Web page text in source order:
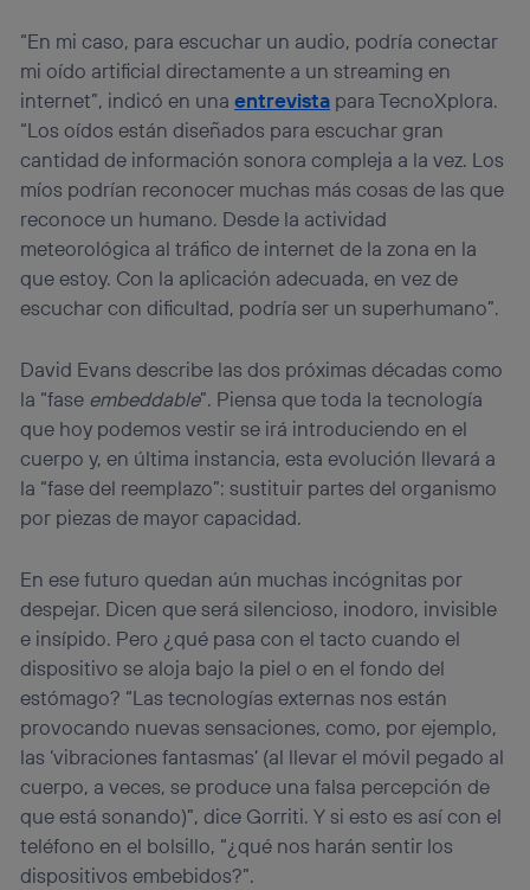
“En mi caso, para escuchar un audio, podría conectar
mi oído artificial directamente a un streaming en
internet”, indicó en unaentrevista para TecnoXplora.
“Los oídos están diseñados para escuchar gran
cantidad de información sonora compleja a la vez. Los
míos podrían reconocer muchas más cosas de las que
reconoce un humano. Desde la actividad
meteorológica al tráfico de internet de la zona en la
que estoy. Con la aplicación adecuada, en vez de
escuchar con dificultad, podría ser un superhumano”.
David Evans describe las dos próximas décadas como
la “fase embeddable”. Piensa que toda la tecnología
que hoy podemos vestir se irá introduciendo en el
cuerpo y, en última instancia, esta evolución llevará a
la “fase del reemplazo”: sustituir partes del organismo
por piezas de mayor capacidad.
En ese futuro quedan aún muchas incógnitas por
despejar. Dicen que será silencioso, inodoro, invisible
e insípido. Pero ¿qué pasa con el tacto cuando el
dispositivo se aloja bajo la piel o en el fondo del
estómago? “Las tecnologías externas nos están
provocando nuevas sensaciones, como, por ejemplo,
las ‘vibraciones fantasmas’ (al llevar el móvil pegado al
cuerpo, a veces, se produce una falsa percepción de
que está sonando)”, dice Gorriti. Y si esto es así con el
teléfono en el bolsillo, “¿qué nos harán sentir los
dispositivos embebidos?”.